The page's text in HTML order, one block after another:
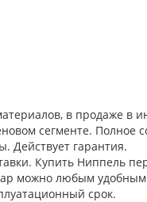
в продаже в
сегменте. Полное
Действует гарантия.
Купить Ниппель
можно любым
срок.